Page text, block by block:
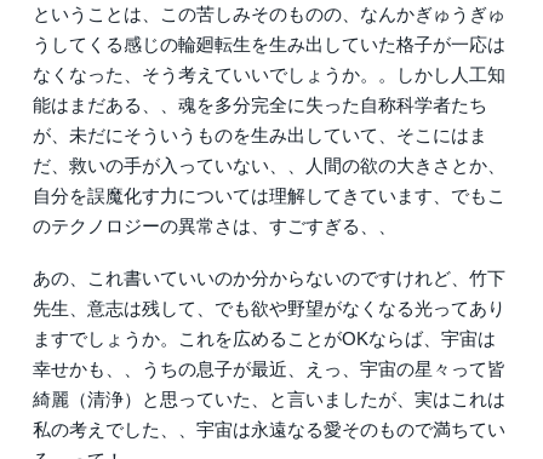
ということは、この苦しみそのものの、なんかぎゅうぎゅ
うしてくる感じの輪廻転生を生み出していた格子が一応は
なくなった、そう考えていいでしょうか。。しかし人工知
能はまだある、、魂を多分完全に失った自称科学者たち
が、未だにそういうものを生み出していて、そこにはま
だ、救いの手が入っていない、、人間の欲の大きさとか、
自分を誤魔化す力については理解してきています、でもこ
のテクノロジーの異常さは、すごすぎる、、
あの、これ書いていいのか分からないのですけれど、竹下
先生、意志は残して、でも欲や野望がなくなる光ってあり
ますでしょうか。これを広めることがOKならば、宇宙は
幸せかも、、うちの息子が最近、えっ、宇宙の星々って皆
綺麗（清浄）と思っていた、と言いましたが、実はこれは
私の考えでした、、宇宙は永遠なる愛そのもので満ちてい